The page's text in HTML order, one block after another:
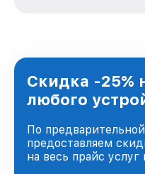
Ростове-на-Дону,
доверия и
Скидка -25%
любого
По
предоставляем
на весь прайс